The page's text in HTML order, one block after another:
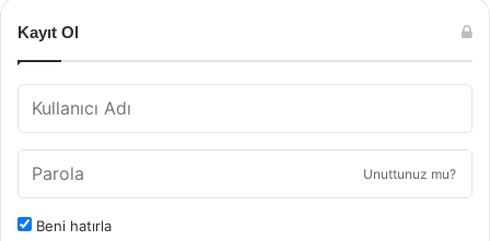
Kayıt Ol
Unuttunuz mu?
Beni hatırla